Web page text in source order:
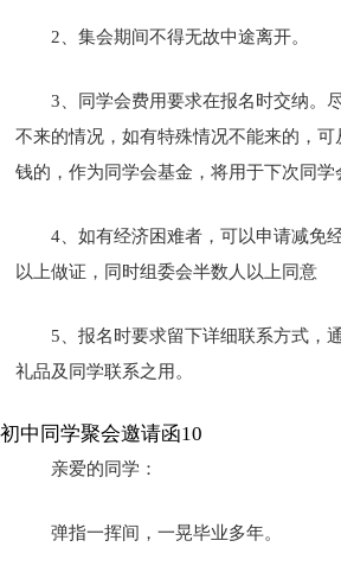
2、集会期间不得无故中途离开。
3、同学会费用要求在报名时交纳。
不来的情况，如有特殊情况不能来的，
钱的，作为同学会基金，将用于下次同学
4、如有经济困难者，可以申请减免
以上做证，同时组委会半数人以上同意
5、报名时要求留下详细联系方式，
礼品及同学联系之用。
初中同学聚会邀请函10
亲爱的同学：
弹指一挥间，一晃毕业多年。